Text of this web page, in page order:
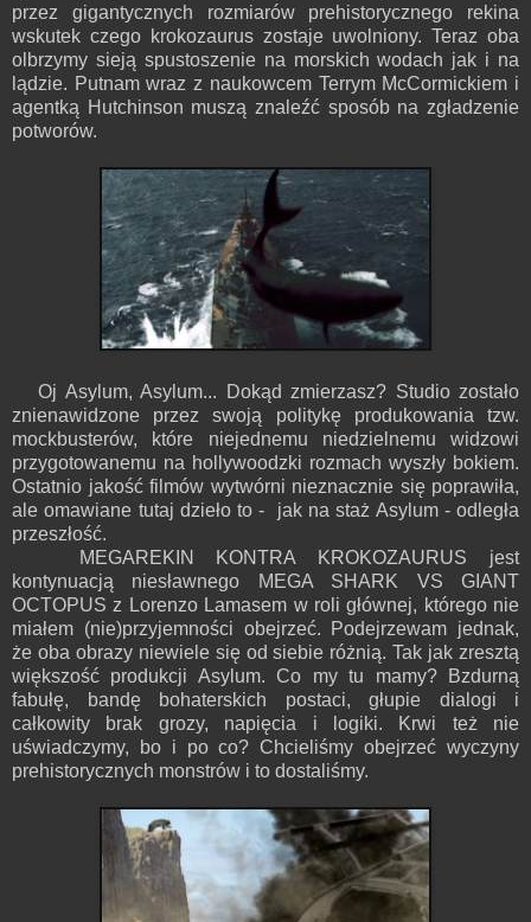
przez gigantycznych rozmiarów prehistorycznego rekina
wskutek czego krokozaurus zostaje uwolniony. Teraz oba
olbrzymy sieją spustoszenie na morskich wodach jak i na
lądzie. Putnam wraz z naukowcem Terrym McCormickiem i
agentką Hutchinson muszą znaleźć sposób na zgładzenie
potworów.
Oj Asylum, Asylum... Dokąd zmierzasz? Studio zostało
znienawidzone przez swoją politykę produkowania tzw.
mockbusterów, które niejednemu niedzielnemu widzowi
przygotowanemu na hollywoodzki rozmach wyszły bokiem.
Ostatnio jakość filmów wytwórni nieznacznie się poprawiła,
ale omawiane tutaj dzieło to - jak na staż Asylum - odległa
przeszłość.
MEGAREKIN KONTRA KROKOZAURUS jest
kontynuacją niesławnego MEGA SHARK VS GIANT
OCTOPUS z Lorenzo Lamasem w roli głównej, którego nie
miałem (nie)przyjemności obejrzeć. Podejrzewam jednak,
że oba obrazy niewiele się od siebie różnią. Tak jak zresztą
większość produkcji Asylum. Co my tu mamy? Bzdurną
fabułę, bandę bohaterskich postaci, głupie dialogi i
całkowity brak grozy, napięcia i logiki. Krwi też nie
uświadczymy, bo i po co? Chcieliśmy obejrzeć wyczyny
prehistorycznych monstrów i to dostaliśmy.